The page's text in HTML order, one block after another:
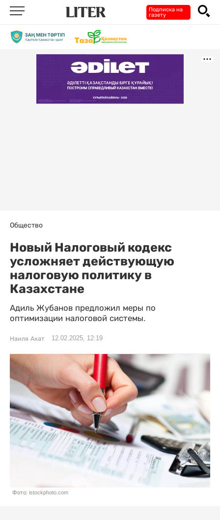
Подписка на
газету
Общество
Новый Налоговый кодекс
усложняет действующую
налоговую политику в
Казахстане
Адиль Жубанов предложил меры по
оптимизации налоговой системы.
Наиля Ахат 12.02.2025, 12:19
Фото: istockphoto.com